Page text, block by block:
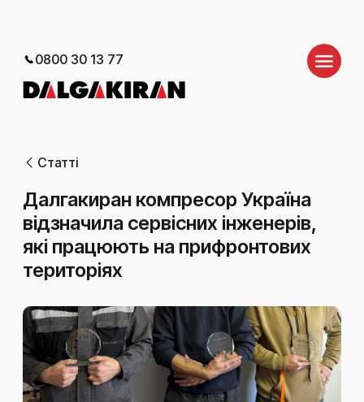
0800 30 13 77
Статті
Далгакиран компресор Україна
відзначила сервісних інженерів,
які працюють на прифронтових
територіях